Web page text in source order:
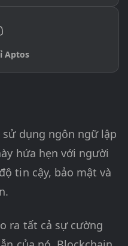
Aptos
dụng ngôn ngữ lập
hứa hẹn với người
tin cậy, bảo mật và
ra tất cả sự cường